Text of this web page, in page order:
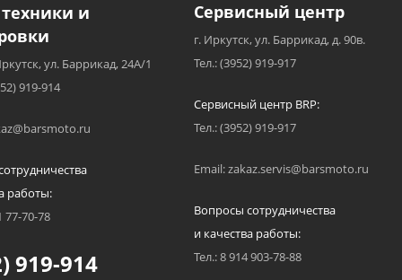
и
ул. Баррикад, 24А/1
919-914
работы:
77-70-78
919-914
Сервисный центр
г. Иркутск, ул. Баррикад, д. 90в.
Тел.: (3952) 919-917
Сервисный центр BRP:
Тел.: (3952) 919-917
Email: zakaz.servis@barsmoto.ru
Вопросы сотрудничества
и качества работы:
Тел.: 8 914 903-78-88